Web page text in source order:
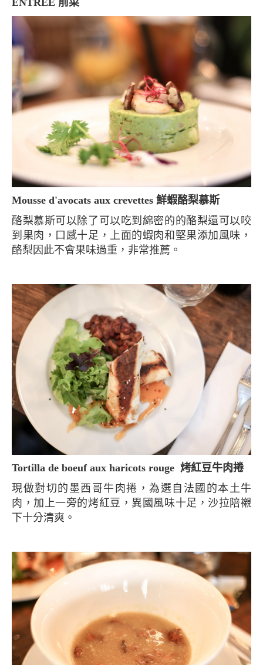
ENTRÉE 前菜
Mousse d'avocats aux crevettes 鮮蝦酪梨慕斯
酪梨慕斯可以除了可以吃到綿密的的酪梨還可以咬
到果肉，口感十足，上面的蝦肉和堅果添加風味，
酪梨因此不會果味過重，非常推薦。
Tortilla de boeuf aux haricots rouge 烤紅豆牛肉捲
現做對切的墨西哥牛肉捲，為選自法國的本土牛
肉，加上一旁的烤紅豆，異國風味十足，沙拉陪襯
下十分清爽。